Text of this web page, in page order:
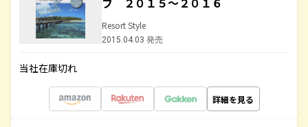
Resort Style
2015.04.03 発売
当社在庫切れ
詳細を見る